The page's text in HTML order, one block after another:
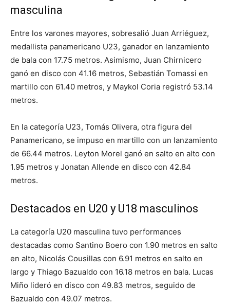
masculina
Entre los varones mayores, sobresalió Juan Arriéguez,
medallista panamericano U23, ganador en lanzamiento
de bala con 17.75 metros. Asimismo, Juan Chirnicero
ganó en disco con 41.16 metros, Sebastián Tomassi en
martillo con 61.40 metros, y Maykol Coria registró 53.14
metros.
En la categoría U23, Tomás Olivera, otra figura del
Panamericano, se impuso en martillo con un lanzamiento
de 66.44 metros. Leyton Morel ganó en salto en alto con
1.95 metros y Jonatan Allende en disco con 42.84
metros.
Destacados en U20 y U18 masculinos
La categoría U20 masculina tuvo performances
destacadas como Santino Boero con 1.90 metros en salto
en alto, Nicolás Cousillas con 6.91 metros en salto en
largo y Thiago Bazualdo con 16.18 metros en bala. Lucas
Miño lideró en disco con 49.83 metros, seguido de
Bazualdo con 49.07 metros.